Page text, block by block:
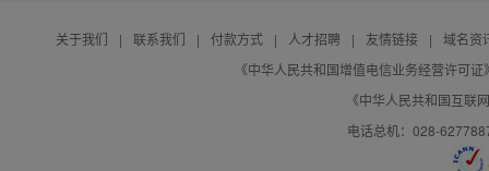
关于我们 | 联系我们 | 付款方式 | 人才招聘 | 友情链接 |
域名资
《中华人民共和国增值电信业务经营许可
《中华人民共和国互联
电话总机：028-